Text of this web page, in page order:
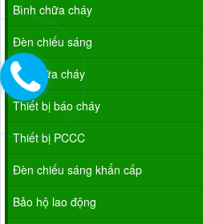
Bình chữa cháy
Đèn chiếu sáng
Vòi chữa cháy
Thiết bị báo cháy
Thiết bị PCCC
Đèn chiếu sáng khẩn cấp
Bảo hộ lao động